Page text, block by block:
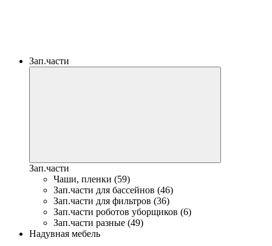
Зап.части
Зап.части
Чаши, пленки (59)
Зап.части для бассейнов (46)
Зап.части для фильтров (36)
Зап.части роботов уборщиков (6)
Зап.части разные (49)
Надувная мебель